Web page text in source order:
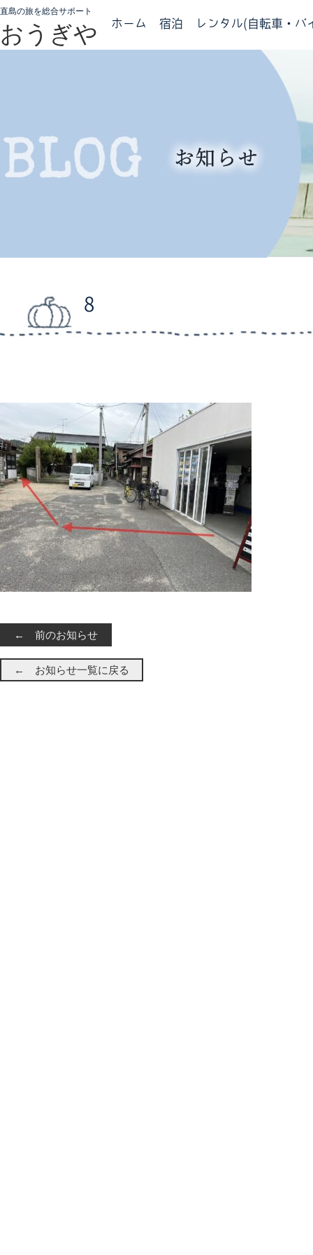
直島の旅を総合サポート
おうぎや ホーム 宿泊 レンタル(自転車・バ
8
← 前のお知らせ
← お知らせ一覧に戻る